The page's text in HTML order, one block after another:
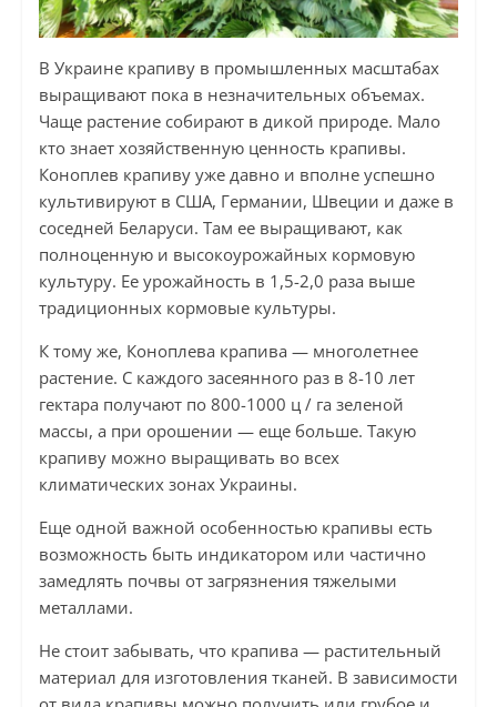
В Украине крапиву в промышленных масштабах
выращивают пока в незначительных объемах.
Чаще растение собирают в дикой природе. Мало
кто знает хозяйственную ценность крапивы.
Коноплев крапиву уже давно и вполне успешно
культивируют в США, Германии, Швеции и даже в
соседней Беларуси. Там ее выращивают, как
полноценную и высокоурожайных кормовую
культуру. Ее урожайность в 1,5-2,0 раза выше
традиционных кормовые культуры.
К тому же, Коноплева крапива — многолетнее
растение. С каждого засеянного раз в 8-10 лет
гектара получают по 800-1000 ц / га зеленой
массы, а при орошении — еще больше. Такую
крапиву можно выращивать во всех
климатических зонах Украины.
Еще одной важной особенностью крапивы есть
возможность быть индикатором или частично
замедлять почвы от загрязнения тяжелыми
металлами.
Не стоит забывать, что крапива — растительный
материал для изготовления тканей. В зависимости